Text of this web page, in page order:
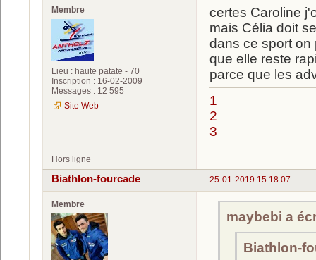
Membre
Lieu : haute patate - 70
Inscription : 16-02-2009
Messages : 12 595
Site Web
certes Caroline
mais Célia doit
dans ce sport on
que elle reste
parce que les
1
2
3
Hors ligne
25-01-2019 15:18:07
Biathlon-fourcade
Membre
maybebi a
Biathlon-